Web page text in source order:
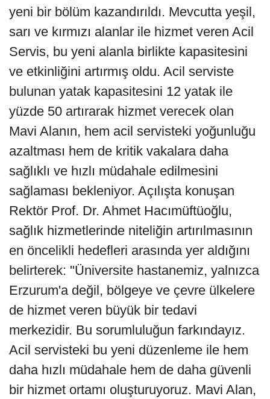
yeni bir bölüm kazandırıldı. Mevcutta yeşil,
sarı ve kırmızı alanlar ile hizmet veren Acil
Servis, bu yeni alanla birlikte kapasitesini
ve etkinliğini artırmış oldu. Acil serviste
bulunan yatak kapasitesini 12 yatak ile
yüzde 50 artırarak hizmet verecek olan
Mavi Alanın, hem acil servisteki yoğunluğu
azaltması hem de kritik vakalara daha
sağlıklı ve hızlı müdahale edilmesini
sağlaması bekleniyor. Açılışta konuşan
Rektör Prof. Dr. Ahmet Hacımüftüoğlu,
sağlık hizmetlerinde niteliğin artırılmasının
en öncelikli hedefleri arasında yer aldığını
belirterek: "Üniversite hastanemiz, yalnızca
Erzurum'a değil, bölgeye ve çevre ülkelere
de hizmet veren büyük bir tedavi
merkezidir. Bu sorumluluğun farkındayız.
Acil servisteki bu yeni düzenleme ile hem
daha hızlı müdahale hem de daha güvenli
bir hizmet ortamı oluşturuyoruz. Mavi Alan,